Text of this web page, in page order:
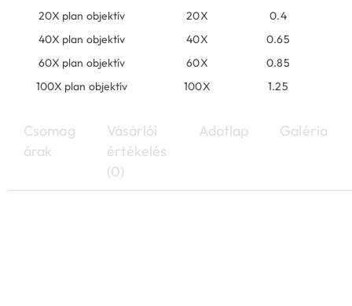
20X plan objektív
20X
0.4
40X plan objektív
40X
0.65
60X plan objektív
60X
0.85
100X plan objektív
100X 1.25
Csomag
árak
Vásárlói
értékelés
(0)
Adatlap Galéria